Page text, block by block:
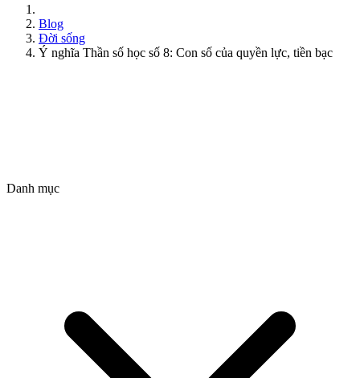
Blog
Đời sống
Ý nghĩa Thần số học số 8: Con số của quyền lực, tiền bạc
Danh mục